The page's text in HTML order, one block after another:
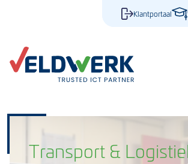
Klantportaal
Transport &